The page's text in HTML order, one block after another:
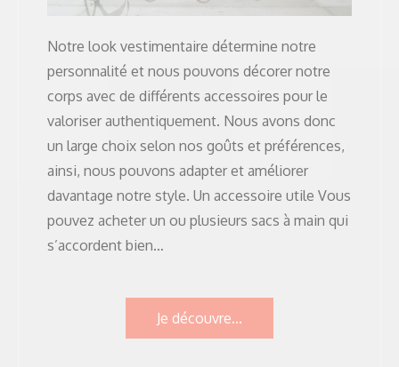
Notre look vestimentaire détermine notre
personnalité et nous pouvons décorer notre
corps avec de différents accessoires pour le
valoriser authentiquement. Nous avons donc
un large choix selon nos goûts et préférences,
ainsi, nous pouvons adapter et améliorer
davantage notre style. Un accessoire utile Vous
pouvez acheter un ou plusieurs sacs à main qui
s’accordent bien…
Je découvre...